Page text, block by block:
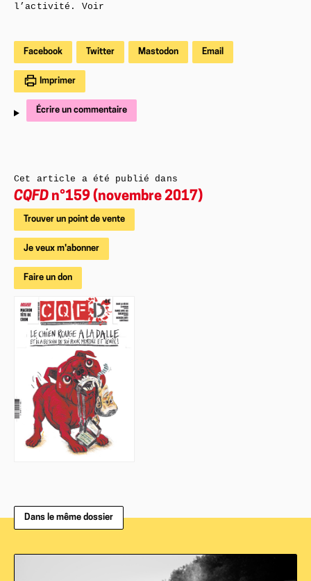
l’activité. Voir
Facebook Twitter Mastodon Email
Imprimer
Écrire un commentaire
Cet article a été publié dans
CQFD n°159 (novembre 2017)
Trouver un point de vente
Je veux m'abonner
Faire un don
Dans le même dossier